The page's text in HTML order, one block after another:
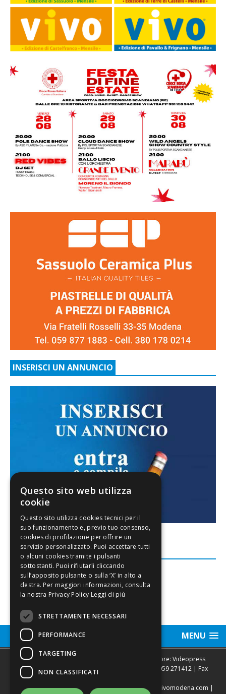
INSERISCI UN ANNUNCIO
FACEBOOK
MENU
Sede legale, Redazione, pubblicità e annunci Editore: Videopress
Modena S.r.l. via Emilia Est, 402/6 - Modena | Tel.
059 271412 | Fax
Direttore Resp. Giovanni Botti | email:redazione@vivomodena.com |
Questo sito web utilizza
cookie
Leggi di più
STRETTAMENTE NECESSARI
PERFORMANCE
TARGETING
NON CLASSIFICATI